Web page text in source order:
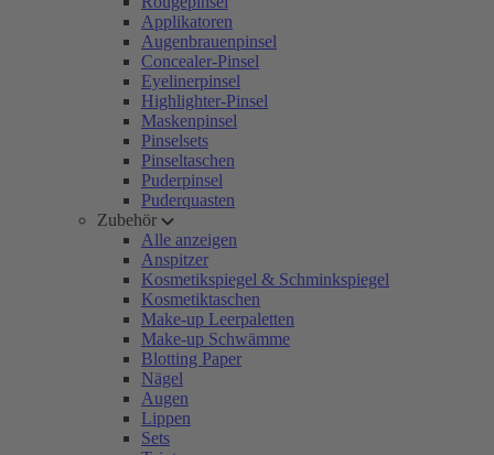
Applikatoren
Augenbrauenpinsel
Concealer-Pinsel
Eyelinerpinsel
Highlighter-Pinsel
Maskenpinsel
Pinselsets
Pinseltaschen
Puderpinsel
Puderquasten
Zubehör
Alle anzeigen
Anspitzer
Kosmetikspiegel & Schminkspiegel
Kosmetiktaschen
Make-up Leerpaletten
Make-up Schwämme
Blotting Paper
Nägel
Augen
Lippen
Sets